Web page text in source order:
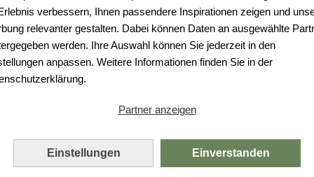
verbessern, Ihnen passendere Inspirationen zeigen und
relevanter gestalten. Dabei können Daten an ausgewählte
werden. Ihre Auswahl können Sie jederzeit in den
anpassen. Weitere Informationen finden Sie in der
Partner anzeigen
Einstellungen Einverstanden
Da ist etwas schiefgelaufen.
Leider ist ein technischer Fehler aufgetreten.
Bitte laden Sie die Seite neu.